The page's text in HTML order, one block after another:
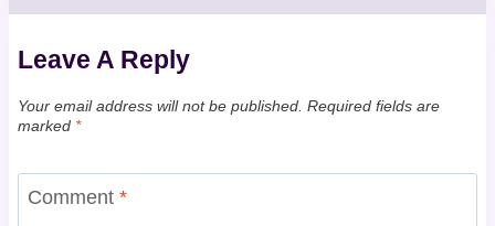
Leave A Reply
Your email address will not be published. Required fields are
marked *
Comment *